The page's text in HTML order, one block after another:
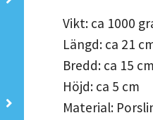
Vikt: ca 1000
Längd: ca 21
Bredd: ca 15 cm
Höjd: ca 5 cm
Material: